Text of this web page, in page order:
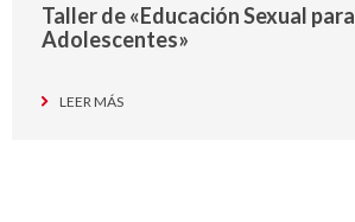
Taller de «Educación Sexual para
Adolescentes»
LEER MÁS